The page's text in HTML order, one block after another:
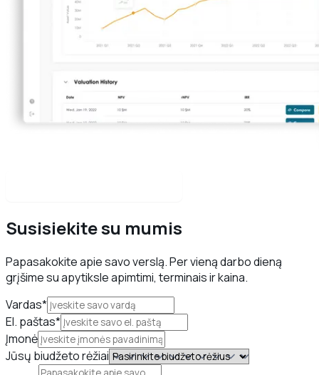
Susisiekite su mumis
Papasakokite apie savo verslą. Per vieną darbo dieną
grįšime su apytiksle apimtimi, terminais ir kaina.
Vardas*
El. paštas*
Įmonė
Jūsų biudžeto rėžiai